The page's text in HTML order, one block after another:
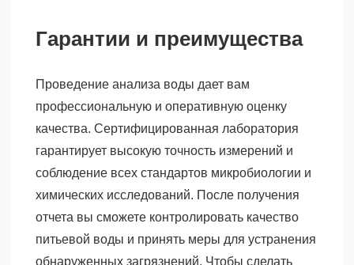
Гарантии и преимущества
Проведение анализа воды дает вам
профессиональную и оперативную оценку
качества. Сертифицированная лаборатория
гарантирует высокую точность измерений и
соблюдение всех стандартов микробиологии и
химических исследований. После получения
отчета вы сможете контролировать качество
питьевой воды и принять меры для устранения
обнаруженных загрязнений. Чтобы сделать